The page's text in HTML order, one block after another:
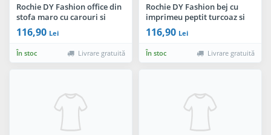
Rochie DY Fashion office din
stofa maro cu carouri si
maneci negre
116,90 Lei
În stoc Livrare gratuită
Rochie DY Fashion bej cu
imprimeu peptit turcoaz si
maneci din voal
116,90 Lei
În stoc Livrare gratuită